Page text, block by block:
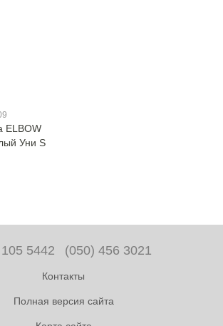
ELBOW
Уни S
5442 (050) 456 3021
Контакты
Полная версия сайта